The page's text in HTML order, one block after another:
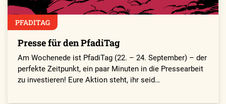
PFADITAG
Presse für den PfadiTag
Am Wochenede ist PfadiTag (22. – 24. September) – der
perfekte Zeitpunkt, ein paar Minuten in die Pressearbeit
zu investieren! Eure Aktion steht, ihr seid…